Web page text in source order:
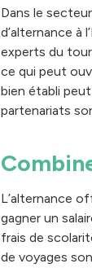
Dans le
d’alternance à
experts du
ce qui peut
bien établi
partenariats
L’alternance
gagner un
frais de
de voyages